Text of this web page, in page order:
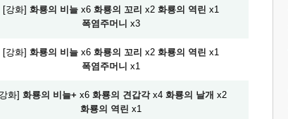
[강화] 화룡의 비늘 x6 화룡의 꼬리 x2 화룡의 역린 x1
폭염주머니 x3
[강화] 화룡의 비늘 x6 화룡의 꼬리 x2 화룡의 역린 x1
폭염주머니 x1
화] 화룡의 비늘+ x6 화룡의 견갑각x4 화룡의 날개 x2
화룡의 역린 x1